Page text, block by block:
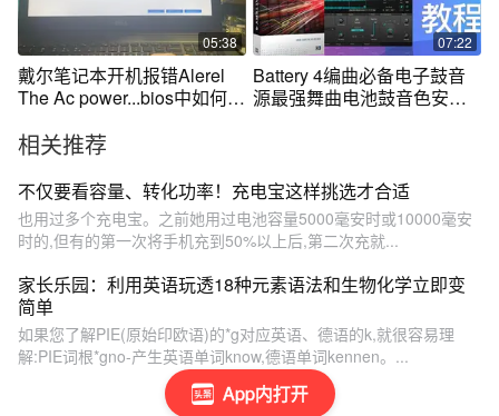
App内打开
05:38
戴尔笔记本开机报错Alerel
The Ac power...bios中如何关
07:22
Battery 4编曲必备电子鼓音
源最强舞曲电池鼓音色安装
相关推荐
不仅要看容量、转化功率！充电宝这样挑选才合适
也用过多个充电宝。之前她用过电池容量5000毫安时或10000毫安
时的,但有的第一次将手机充到50%以上后,第二次充就...
家长乐园：利用英语玩透18种元素语法和生物化学立即变
简单
如果您了解PIE(原始印欧语)的*g对应英语、德语的k,就很容易理
解:PIE词根*gno-产生英语单词know,德语单词kennen。...